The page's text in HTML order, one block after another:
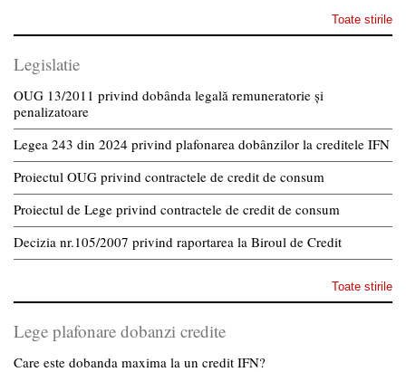
Toate stirile
Legislatie
OUG 13/2011 privind dobânda legală remuneratorie și
penalizatoare
Legea 243 din 2024 privind plafonarea dobânzilor la creditele IFN
Proiectul OUG privind contractele de credit de consum
Proiectul de Lege privind contractele de credit de consum
Decizia nr.105/2007 privind raportarea la Biroul de Credit
Toate stirile
Lege plafonare dobanzi credite
Care este dobanda maxima la un credit IFN?